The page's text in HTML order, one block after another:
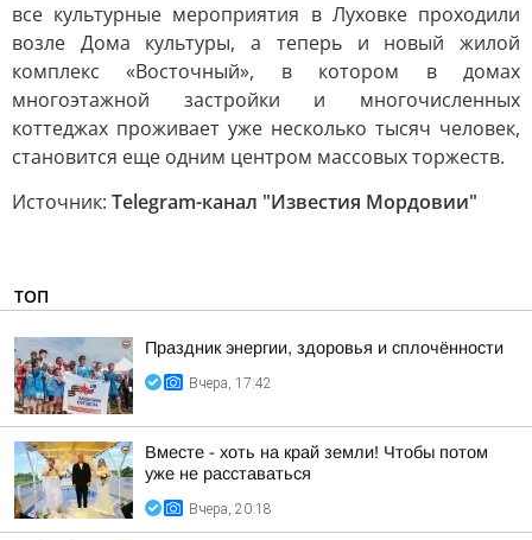
все культурные мероприятия в Луховке проходили
возле Дома культуры, а теперь и новый жилой
комплекс «Восточный», в котором в домах
многоэтажной застройки и многочисленных
коттеджах проживает уже несколько тысяч человек,
становится еще одним центром массовых торжеств.
Источник: Telegram-канал "Известия Мордовии"
ТОП
Праздник энергии, здоровья и сплочённости
Вчера, 17:42
Вместе - хоть на край земли! Чтобы потом
уже не расставаться
Вчера, 20:18